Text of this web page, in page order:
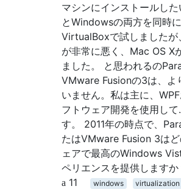
マシンにインストールし
とWindowsの両方を同時に
VirtualBoxで試しましたが
が非常に悪く、Mac OS X
ました。 と思われるの
VMware Fusionの3は、よ
いません。私は主に、
フトウェア開発を使用し
す。 2011年の時点で、
たはVMware Fusion 3は
ェアで最高のWindows
ペリエンスを提供しますか
11
windows virtualization